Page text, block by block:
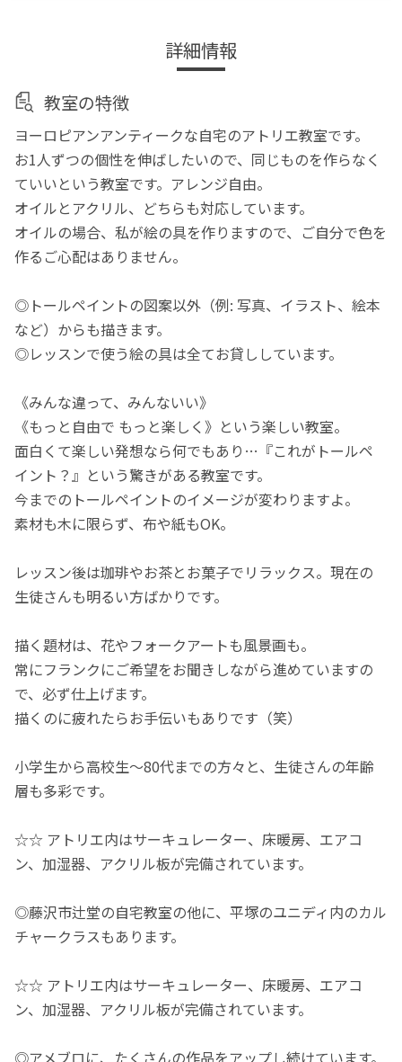
詳細情報
教室の特徴
ヨーロピアンアンティークな自宅のアトリエ教室です。
お1人ずつの個性を伸ばしたいので、同じものを作らなく
ていいという教室です。アレンジ自由。
オイルとアクリル、どちらも対応しています。
オイルの場合、私が絵の具を作りますので、ご自分で色を
作るご心配はありません。
◎トールペイントの図案以外（例: 写真、イラスト、絵本
など）からも描きます。
◎レッスンで使う絵の具は全てお貸ししています。
《みんな違って、みんないい》
《もっと自由で もっと楽しく》という楽しい教室。
面白くて楽しい発想なら何でもあり…『これがトールペ
イント？』という驚きがある教室です。
今までのトールペイントのイメージが変わりますよ。
素材も木に限らず、布や紙もOK。
レッスン後は珈琲やお茶とお菓子でリラックス。現在の
生徒さんも明るい方ばかりです。
描く題材は、花やフォークアートも風景画も。
常にフランクにご希望をお聞きしながら進めていますの
で、必ず仕上げます。
描くのに疲れたらお手伝いもありです（笑）
小学生から高校生〜80代までの方々と、生徒さんの年齢
層も多彩です。
☆☆ アトリエ内はサーキュレーター、床暖房、エアコ
ン、加湿器、アクリル板が完備されています。
◎藤沢市辻堂の自宅教室の他に、平塚のユニディ内のカル
チャークラスもあります。
☆☆ アトリエ内はサーキュレーター、床暖房、エアコ
ン、加湿器、アクリル板が完備されています。